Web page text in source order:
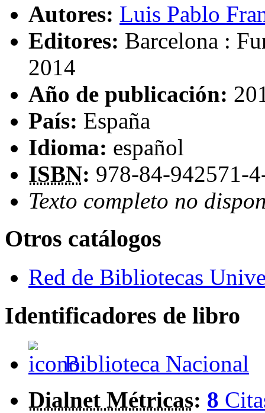
Autores: Luis Pablo
Editores: Barcelona :
2014
Año de publicación:
País: España
Idioma: español
ISBN: 978-84-942571-
Texto completo no
Otros catálogos
Red de Bibliotecas
Identificadores de libro
Biblioteca Nacional
Dialnet Métricas: 8